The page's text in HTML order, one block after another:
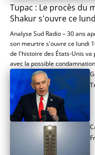
Tupac : Le procès du
Shakur s'ouvre ce
Analyse Sud Radio – 30 ans
son meurtre s'ouvre ce lundi
de l'histoire des États-Unis
avec la possible